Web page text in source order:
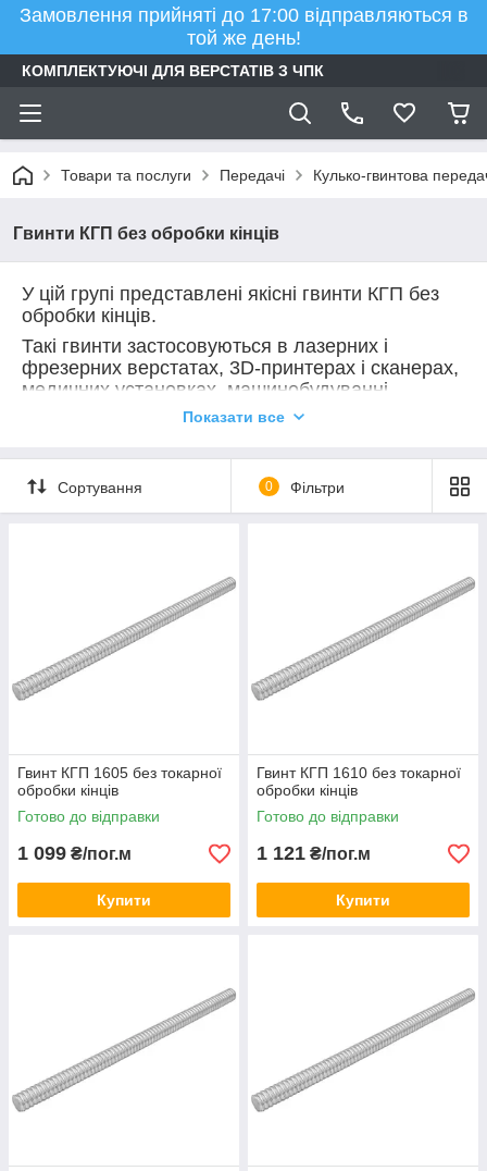
Замовлення прийняті до 17:00 відправляються в
той же день!
КОМПЛЕКТУЮЧІ ДЛЯ ВЕРСТАТІВ З ЧПК
Товари та послуги Передачі Кулько-гвинтова
Гвинти КГП без обробки кінців
У цій групі представлені якісні гвинти КГП без
обробки кінців.
Такі гвинти застосовуються в лазерних і
фрезерних верстатах, 3D-принтерах і сканерах,
медичних установках, машинобудуванні,
ракетобудуванні та інших галузях
Показати все
Сортування 0 Фільтри
Гвинт КГП 1605 без токарної
обробки кінців
Готово до відправки
1 099 ₴/пог.м
Купити
Гвинт КГП 1610 без токарної
обробки кінців
Готово до відправки
1 121 ₴/пог.м
Купити